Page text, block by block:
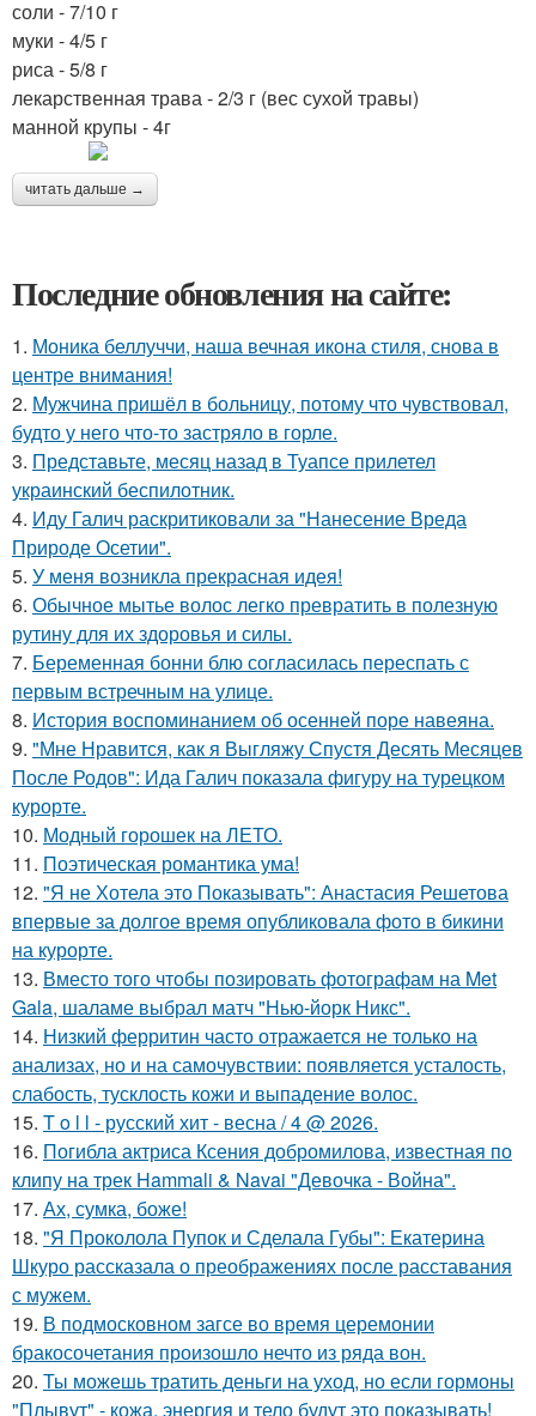
соли - 7/10 г
муки - 4/5 г
риса - 5/8 г
лекарственная трава - 2/3 г (вес сухой травы)
манной крупы - 4г
читать дальше →
Последние обновления на сайте:
1. Моника беллуччи, наша вечная икона стиля, снова в
центре внимания!
2. Мужчина пришёл в больницу, потому что чувствовал,
будто у него что-то застряло в горле.
3. Представьте, месяц назад в Туапсе прилетел
украинский беспилотник.
4. Иду Галич раскритиковали за "Нанесение Вреда
Природе Осетии".
5. У меня возникла прекрасная идея!
6. Обычное мытье волос легко превратить в полезную
рутину для их здоровья и силы.
7. Беременная бонни блю согласилась переспать с
первым встречным на улице.
8. История воспоминанием об осенней поре навеяна.
9. "Мне Нравится, как я Выгляжу Спустя Десять Месяцев
После Родов": Ида Галич показала фигуру на турецком
курорте.
10. Модный горошек на ЛЕТО.
11. Поэтическая романтика ума!
12. "Я не Хотела это Показывать": Анастасия Решетова
впервые за долгое время опубликовала фото в бикини
на курорте.
13. Вместо того чтобы позировать фотографам на Met
Gala, шаламе выбрал матч "Нью-йорк Никс".
14. Низкий ферритин часто отражается не только на
анализах, но и на самочувствии: появляется усталость,
слабость, тусклость кожи и выпадение волос.
15. T o l l - русский хит - весна / 4 @ 2026.
16. Погибла актриса Ксения добромилова, известная по
клипу на трек Hammali & Navai "Девочка - Война".
17. Ах, сумка, боже!
18. "Я Проколола Пупок и Сделала Губы": Екатерина
Шкуро рассказала о преображениях после расставания
с мужем.
19. В подмосковном загсе во время церемонии
бракосочетания произошло нечто из ряда вон.
20. Ты можешь тратить деньги на уход, но если гормоны
"Плывут" - кожа, энергия и тело будут это показывать!